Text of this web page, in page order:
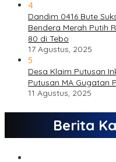
4
Dandim 0416 Bute
Bendera Merah Putih
80 di Tebo
17 Agustus, 2025
5
Desa Klaim Putusan
Putusan MA Gugatan
11 Agustus, 2025
Berita